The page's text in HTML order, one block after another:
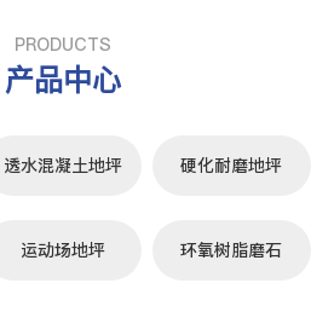
PRODUCTS
产品中心
透水混凝土地坪 硬化耐磨地坪
运动场地坪 环氧树脂磨石